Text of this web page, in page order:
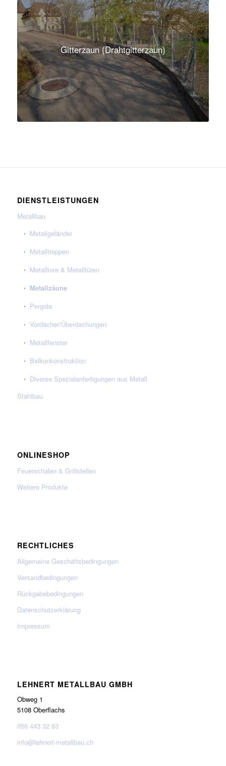
Gitterzaun (Drahtgitterzaun)
DIENSTLEISTUNGEN
Metallbau
Metallgeländer
Metalltreppen
Metalltore & Metalltüren
Metallzäune
Pergola
Vordächer/Überdachungen
Metallfenster
Balkonkonstruktion
Diverse Spezialanfertigungen aus Metall
Stahlbau
ONLINESHOP
Feuerschalen & Grillstellen
Weitere Produkte
RECHTLICHES
Allgemeine Geschäftsbedingungen
Versandbedingungen
Rückgabebedingungen
Datenschutzerklärung
Impressum
LEHNERT METALLBAU GMBH
Obweg 1
5108 Oberflachs
056 443 32 83
info@lehnert-metallbau.ch